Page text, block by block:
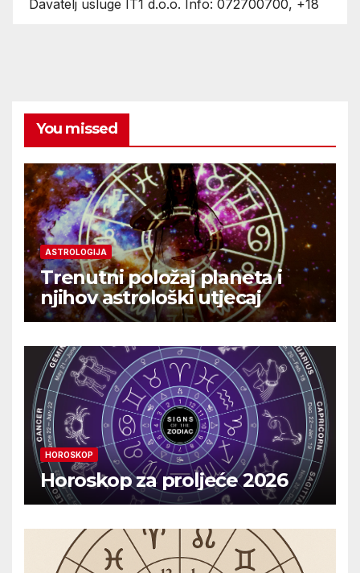
Davatelj usluge IT1 d.o.o. Info: 072700700, +18
You missed
ASTROLOGIJA
Trenutni položaj planeta i
njihov astrološki utjecaj
HOROSKOP
Horoskop za proljeće 2026